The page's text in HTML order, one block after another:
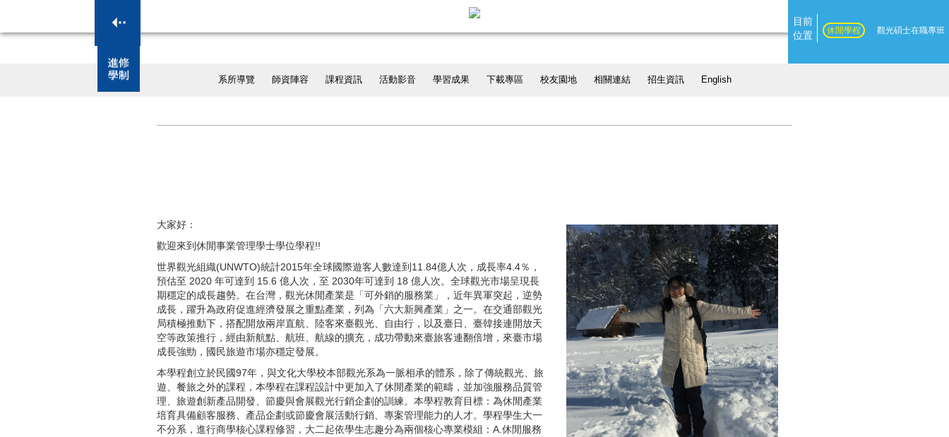
目前
位置
休閒學程 觀光碩士在職專班
系所導覽 師資陣容 課程資訊 活動影音 學習成果 下載專區 校友園地 相關連結 招生資訊 English
大家好：
歡迎來到休閒事業管理學士學位學程!!
世界觀光組織(UNWTO)統計2015年全球國際遊客人數達到11.84億人次，成長率4.4％，
預估至 2020 年可達到 15.6 億人次，至 2030年可達到 18 億人次。全球觀光市場呈現長
期穩定的成長趨勢。在台灣，觀光休閒產業是「可外銷的服務業」，近年異軍突起，逆勢
成長，躍升為政府促進經濟發展之重點產業，列為「六大新興產業」之一。在交通部觀光
局積極推動下，搭配開放兩岸直航、陸客來臺觀光、自由行，以及臺日、臺韓接連開放天
空等政策推行，經由新航點、航班、航線的擴充，成功帶動來臺旅客連翻倍增，來臺市場
成長強勁，國民旅遊市場亦穩定發展。
本學程創立於民國97年，與文化大學校本部觀光系為一脈相承的體系，除了傳統觀光、旅
遊、餐旅之外的課程，本學程在課程設計中更加入了休閒產業的範疇，並加強服務品質管
理、旅遊創新產品開發、節慶與會展觀光行銷企劃的訓練。本學程教育目標：為休閒產業
培育具備顧客服務、產品企劃或節慶會展活動行銷、專案管理能力的人才。學程學生大一
不分系，進行商學核心課程修習，大二起依學生志趣分為兩個核心專業模組：A.休閒服務